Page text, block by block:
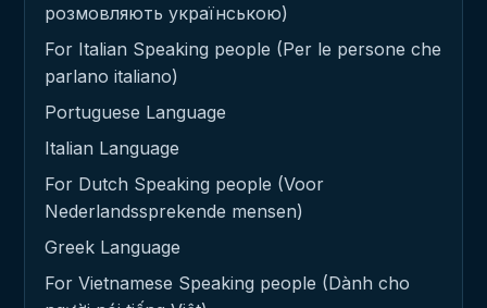
розмовляють українською)
For Italian Speaking people (Per le persone che
parlano italiano)
Portuguese Language
Italian Language
For Dutch Speaking people (Voor
Nederlandssprekende mensen)
Greek Language
For Vietnamese Speaking people (Dành cho